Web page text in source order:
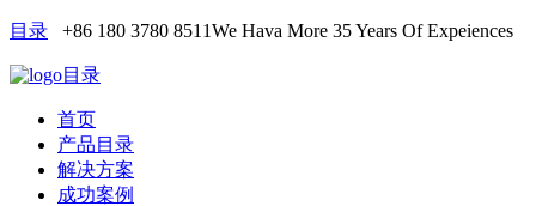
目录 +86 180 3780 8511We Hava More 35 Years Of Expeiences
目录
首页
产品目录
解决方案
成功案例